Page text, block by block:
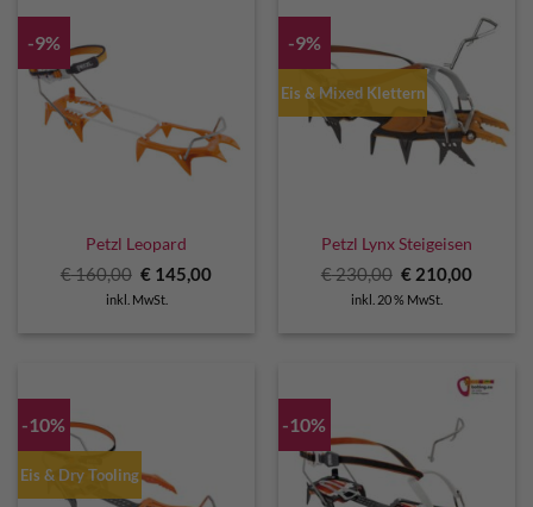
-9%
Petzl Leopard
€160,00 Ursprünglicher
war:
€ 145,00Aktueller
inkl. MwSt.
-9%
Eis & Mixed Klettern
Petzl Lynx Steigeisen
€230,00 Ursprünglicher
war:
€ 210,00
inkl. 20 % MwSt.
-10%
Eis & Dry Tooling
-10%